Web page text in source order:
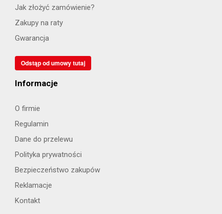
Jak złożyć zamówienie?
Zakupy na raty
Gwarancja
Odstąp od umowy tutaj
Informacje
O firmie
Regulamin
Dane do przelewu
Polityka prywatności
Bezpieczeństwo zakupów
Reklamacje
Kontakt